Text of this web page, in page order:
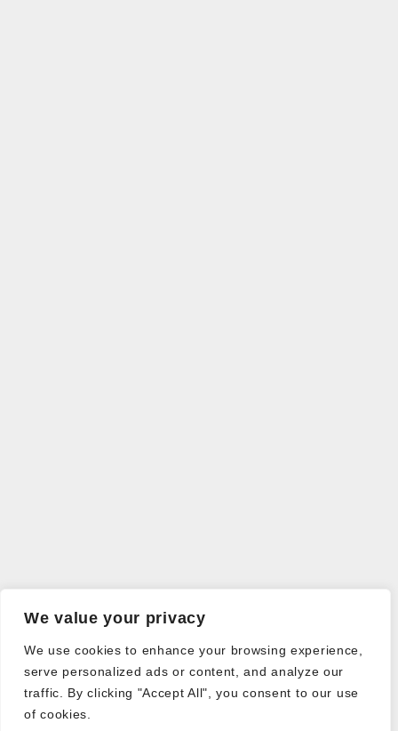
We value your privacy
We use cookies to enhance your browsing experience,
serve personalized ads or content, and analyze our
traffic. By clicking "Accept All", you consent to our use
of cookies.